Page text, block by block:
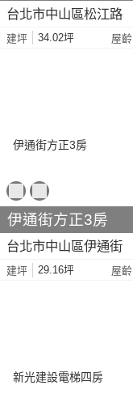
台北市中山區松江路
建坪 34.02坪 屋齡
伊通街方正3房
台北市中山區伊通街
建坪 29.16坪 屋齡